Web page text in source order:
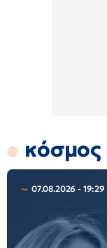
κόσμος
07.08.2026 - 19:29